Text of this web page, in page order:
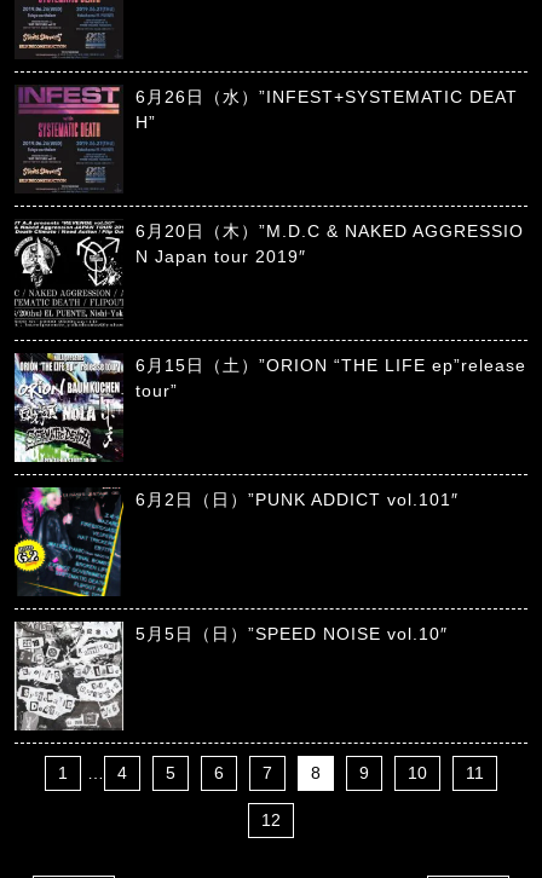
6月26日（水）”INFEST+SYSTEMATIC DEAT
H”
6月20日（木）”M.D.C & NAKED AGGRESSIO
N Japan tour 2019″
6月15日（土）”ORION “THE LIFE ep”release
tour”
6月2日（日）”PUNK ADDICT vol.101″
5月5日（日）”SPEED NOISE vol.10″
1 4 5 6 7 8 9 10 11
12